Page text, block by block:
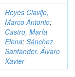
Reyes Clavijo,
Marco Antonio;
Castro, María
Elena; Sánchez
Santander, Álvaro
Xavier